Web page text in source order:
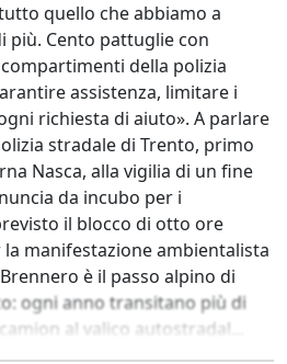
quello che abbiamo a
più. Cento pattuglie con
della polizia
assistenza, limitare i
richiesta di aiuto». A parlare
stradale di Trento, primo
Nasca, alla vigilia di un fine
da incubo per i
il blocco di otto ore
la manifestazione ambientalista
è il passo alpino di
ogni anno transitano più di
al valico autostradal...